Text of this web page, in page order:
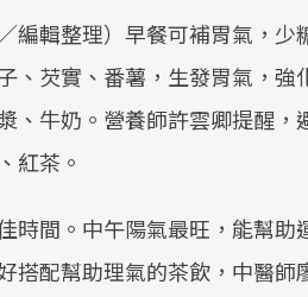
編輯整理）早餐可補胃氣，
、芡實、番薯，生發胃氣，強
、牛奶。營養師許雲卿提醒
紅茶。
時間。中午陽氣最旺，能幫
搭配幫助理氣的茶飲，中醫
面